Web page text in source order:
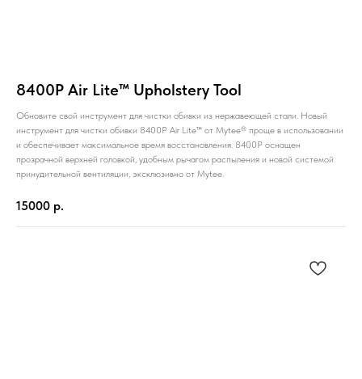
8400P Air Lite™ Upholstery Tool
Обновите свой инструмент для чистки обивки из нержавеющей стали. Новый
инструмент для чистки обивки 8400P Air Lite™ от Mytee® проще в использовании
и обеспечивает максимальное время восстановления. 8400P оснащен
прозрачной верхней головкой, удобным рычагом распыления и новой системой
принудительной вентиляции, эксклюзивно от Mytee.
15000 р.